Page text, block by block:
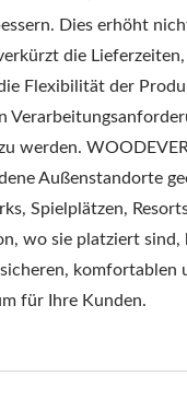
Dies erhöht
die
Flexibilität der
werden.
Außenstandorte
Spielplätzen,
wo sie platziert sind,
komfortablen
für Ihre Kunden.